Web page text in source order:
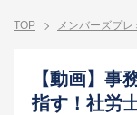
TOP メンバーズプレ
【動画】事
指す！社労